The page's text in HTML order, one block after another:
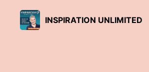
INSPIRATION UNLIMITED